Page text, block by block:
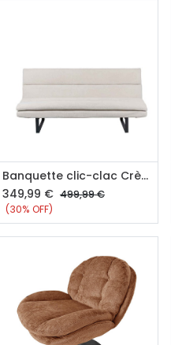
Ajouter au panier
Banquette clic-clac Crème
349,99 € 499,99€
(30% OFF)